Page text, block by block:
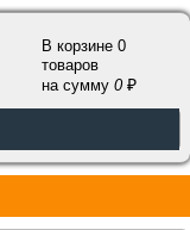
В корзине 0
товаров
на сумму0